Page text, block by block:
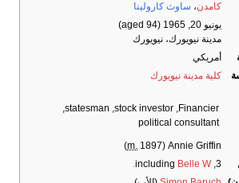
كامدن،ساوث كارولينا
يونيو 20, 1965
(aged 94)
مدينة نيويورك، نيويورك
أمريكي
كلية مدينة نيويورك
Financier
stock investor
statesman
political consultant
Annie Griffin
(
m.1897)
3, including
Belle W.